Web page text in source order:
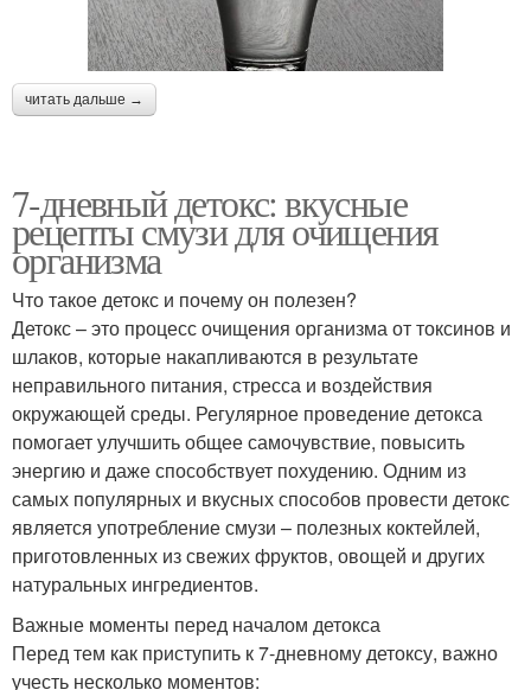
читать дальше →
7-дневный детокс: вкусные
рецепты смузи для очищения
организма
Что такое детокс и почему он полезен?
Детокс – это процесс очищения организма от токсинов и
шлаков, которые накапливаются в результате
неправильного питания, стресса и воздействия
окружающей среды. Регулярное проведение детокса
помогает улучшить общее самочувствие, повысить
энергию и даже способствует похудению. Одним из
самых популярных и вкусных способов провести детокс
является употребление смузи – полезных коктейлей,
приготовленных из свежих фруктов, овощей и других
натуральных ингредиентов.
Важные моменты перед началом детокса
Перед тем как приступить к 7-дневному детоксу, важно
учесть несколько моментов: